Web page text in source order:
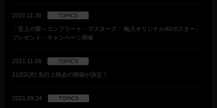
2021.11.30 TOPICS
「至上の愛～コンプリート・マスターズ： 輸入オリジナルA0ポスター」
プレゼント・キャンペーン開催
2021.11.08 TOPICS
11/22(月) 先行上映会の開催が決定！
2021.09.24 TOPICS